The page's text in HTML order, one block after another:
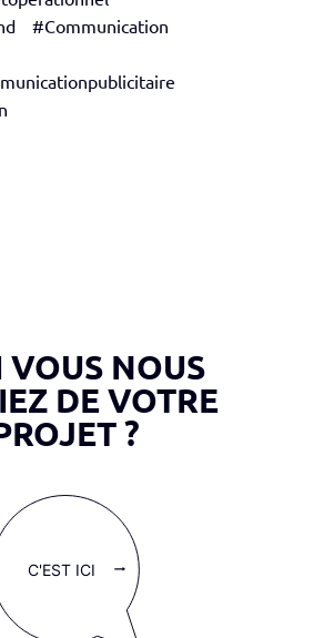
#Communication
VOUS NOUS
DE VOTRE
?